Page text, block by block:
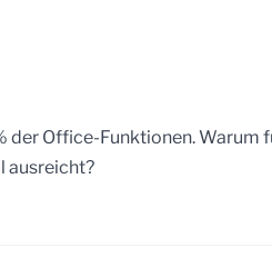
der Office-Funktionen. Warum
ausreicht?